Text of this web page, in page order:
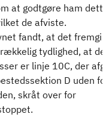
at godtgøre ham dette
de afviste.
fandt, at det fremgik
tydlighed, at de
er linje 10C, der
D uden for
skråt over for